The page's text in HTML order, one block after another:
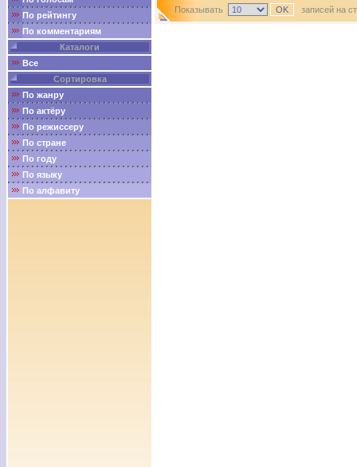
По рейтингу
По комментариям
Каталоги
Все
Сортировка
По жанру
По актёру
По режиссеру
По стране
По году
По языку
По алфавиту
Показывать записей на